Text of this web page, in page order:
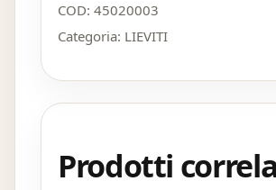
COD: 45020003
Categoria: LIEVITI
Prodotti